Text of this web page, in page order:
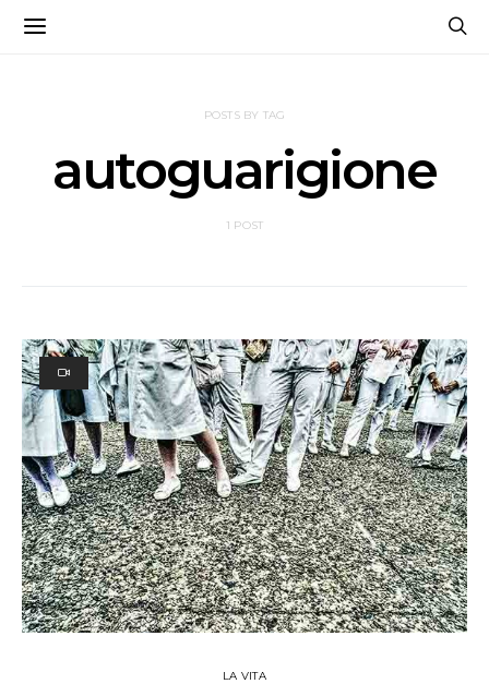
POSTS BY TAG
autoguarigione
1 POST
LA VITA